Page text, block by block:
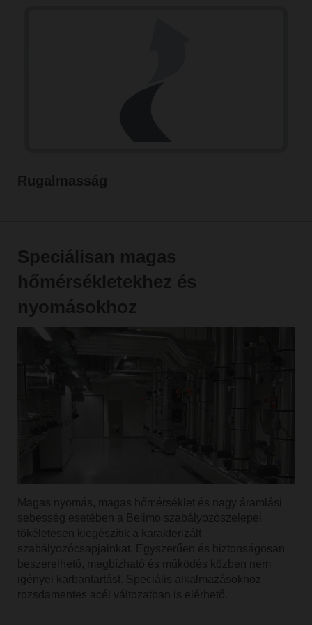
Rugalmasság
Speciálisan magas
hőmérsékletekhez és
nyomásokhoz
Magas nyomás, magas hőmérséklet és nagy áramlási
sebesség esetében a Belimo szabályozószelepei
tökéletesen kiegészítik a karakterizált
szabályozócsapjainkat. Egyszerűen és biztonságosan
beszerelhető, megbízható és működés közben nem
igényel karbantartást. Speciális alkalmazásokhoz
rozsdamentes acél változatban is elérhető.